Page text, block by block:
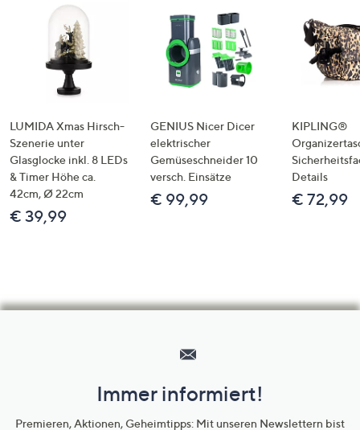
LUMIDA Xmas Hirsch-
Szenerie unter
Glasglocke inkl. 8 LEDs
& Timer Höhe ca.
42cm, Ø 22cm
€ 39,99
GENIUS Nicer Dicer
elektrischer
Gemüseschneider 10
versch. Einsätze
€ 99,99
KIPLING®
Details
€ 72,99
Unternehmensinformationen
Immer informiert!
Premieren, Aktionen, Geheimtipps: Mit unseren Newslettern bist